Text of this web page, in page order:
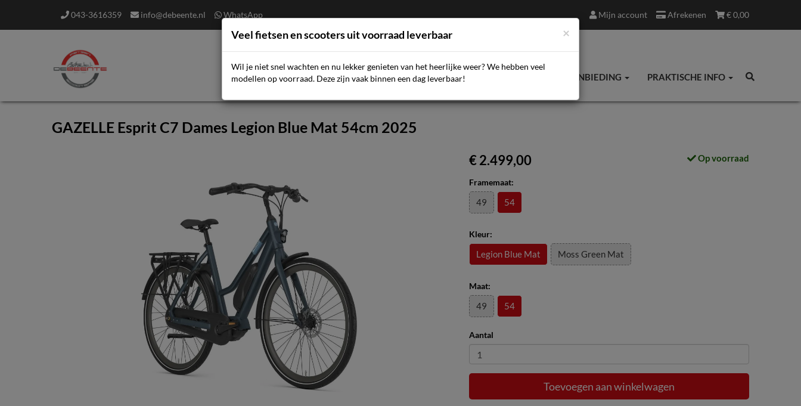
043-3616359 info@debeente.nl WhatsApp €0,00
Afrekenen
Mijn account
FAQ NIEUWS SCOOTERS FIETSEN AANBIEDING PRAKTISCHE INFO
GAZELLE Esprit C7 Dames Legion Blue Mat 54cm 2025
€ 2.499,00 Op voorraad
Framemaat:
49 54
Kleur:
Legion Blue Mat Moss Green Mat
Maat:
49 54
Aantal
Toevoegen aan winkelwagen
×
Veel fietsen en scooters uit voorraad leverbaar
Wil je niet snel wachten en nu lekker genieten van het heerlijke weer? We hebben veel
modellen op voorraad. Deze zijn vaak binnen een dag leverbaar!